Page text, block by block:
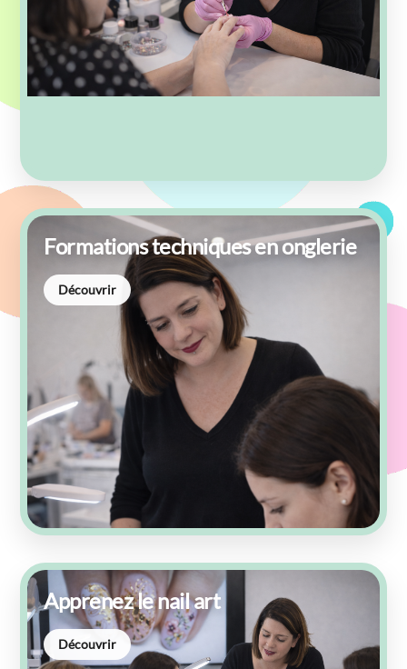
Formations techniques en onglerie
Découvrir
Apprenez le nail art
Découvrir